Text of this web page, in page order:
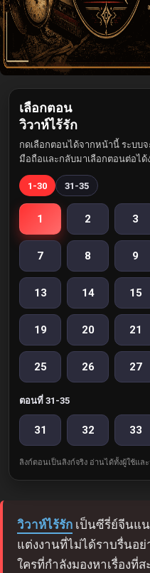
เลือกตอน
วิวาห์ไร้รัก
กดเลือกตอนได้จากหน้านี้ ระบบ
มือถือและกลับมาเลือกตอนต่อได้
1-30 31-35
1 2 3
7 8 9
13 14 15
19 20 21
25 26 27
ตอนที่ 31-35
31 32 33
ลิงก์ตอนเป็นลิงก์จริง อ่านได้ทั้งผู้ใช้แ
วิวาห์ไร้รัก เป็นซีรี่ย์จีนแ
แต่งงานที่ไม่ได้ราบรื่นอ
ใครที่กำลังมองหาเรื่องที่